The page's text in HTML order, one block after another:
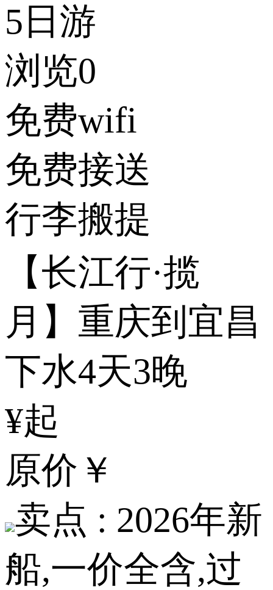
5日游
浏览0
免费wifi
免费接送
行李搬提
【长江行·揽
月】重庆到宜昌
下水4天3晚
¥起
原价 ￥
卖点 : 2026年新
船,一价全含,过